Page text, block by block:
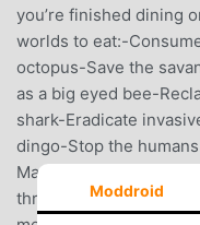
you’re finished dining
worlds to eat:-
octopus-Save the
as a big eyed bee-
shark-Eradicate
dingo-Stop the
Mars as a ball of grey
through the worlds
Moddroid